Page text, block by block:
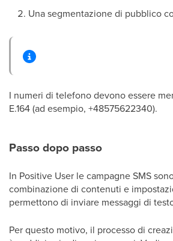
Una segmentazione di pubblico
I numeri di telefono devono essere
E.164 (ad esempio, +48575622340).
Passo dopo passo
In Positive User le campagne SMS
combinazione di contenuti e
permettono di inviare messaggi di
Per questo motivo, il processo di